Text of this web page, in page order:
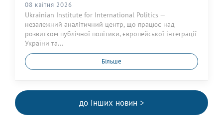
08 квітня 2026
Ukrainian Institute for International Politics —
незалежний аналітичний центр, що працює над
розвитком публічної політики, європейської інтеграції
України та...
Більше
до інших новин >